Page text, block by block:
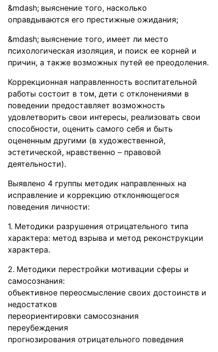
выяснение того, насколько
оправдываются его престижные ожидания;
выяснение того, имеет ли место
психологическая изоляция, и поиск ее корней и
причин, а также возможных путей ее преодоления.
Коррекционная направленность воспитательной
работы состоит в том, дети с отклонениями в
поведении предоставляет возможность
удовлетворить свои интересы, реализовать свои
способности, оценить самого себя и быть
оцененным другими (в художественной,
эстетической, нравственно – правовой
деятельности).
Выявлено 4 группы методик направленных на
исправление и коррекцию отклоняющегося
поведения личности:
Методики разрушения отрицательного типа
характера: метод взрыва и метод реконструкции
характера.
Методики перестройки мотивации сферы и
самосознания:
объективное переосмысление своих достоинств и
недостатков
переориентировки самосознания
переубеждения
прогнозирования отрицательного поведения